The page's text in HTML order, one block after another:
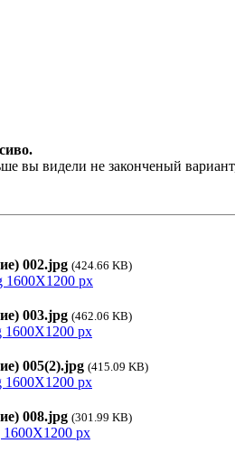
вы видели не законченый
002.jpg (424.66 KB)
003.jpg (462.06 KB)
005(2).jpg (415.09 KB)
008.jpg (301.99 KB)